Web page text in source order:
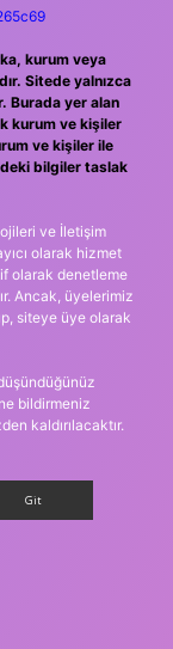
kurum veya
Sitede yalnızca
Burada yer alan
kurum ve kişiler
ve kişiler ile
bilgiler taslak
ve İletişim
olarak hizmet
olarak denetleme
Ancak, üyelerimiz
siteye üye olarak
bildirmeniz
kaldırılacaktır.